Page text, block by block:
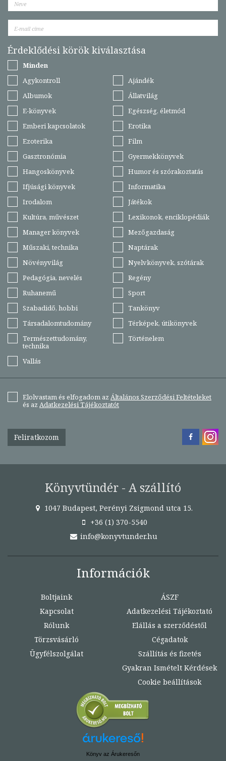
Érdeklődési körök kiválasztása
Minden
Agykontroll
Ajándék
Albumok
Állatvilág
E-könyvek
Egészség, életmód
Emberi kapcsolatok
Erotika
Ezoterika
Film
Gasztronómia
Gyermekkönyvek
Hangoskönyvek
Humor és szórakoztatás
Ifjúsági könyvek
Informatika
Irodalom
Játékok
Kultúra, művészet
Lexikonok, enciklopédiák
Manager könyvek
Mezőgazdaság
Műszaki, technika
Naptárak
Növényvilág
Nyelvkönyvek, szótárak
Pedagógia, nevelés
Regény
Ruhanemű
Sport
Szabadidő, hobbi
Tankönyv
Társadalomtudomány
Térképek, útikönyvek
Természettudomány,
technika
Történelem
Vallás
Elolvastam és elfogadom az Általános Szerződési Feltételeket
és az Adatkezelési Tájékoztatót
Feliratkozom
Könyvtündér - A szállító
1047 Budapest, Perényi Zsigmond utca 15.
+36 (1) 370-5540
info@konyvtunder.hu
Információk
Boltjaink
Kapcsolat
Rólunk
Törzsvásárló
Ügyfélszolgálat
ÁSZF
Adatkezelési Tájékoztató
Elállás a szerződéstől
Cégadatok
Szállítás és fizetés
Gyakran Ismételt Kérdések
Cookie beállítások
Könyv az Árukeresőn